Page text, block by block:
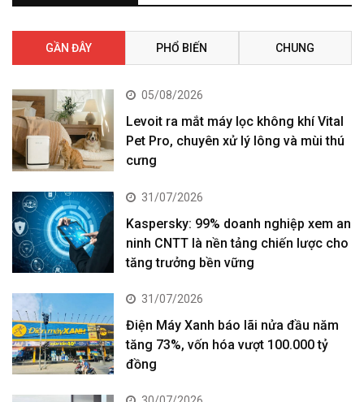
GẦN ĐÂY PHỔ BIẾN CHUNG
05/08/2026
Levoit ra mắt máy lọc không khí Vital
Pet Pro, chuyên xử lý lông và mùi thú
cưng
31/07/2026
Kaspersky: 99% doanh nghiệp xem an
ninh CNTT là nền tảng chiến lược cho
tăng trưởng bền vững
31/07/2026
Điện Máy Xanh báo lãi nửa đầu năm
tăng 73%, vốn hóa vượt 100.000 tỷ
đồng